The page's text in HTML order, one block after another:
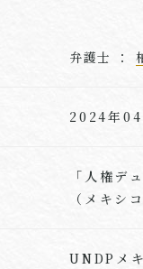
弁護士 ：
2024年
「人権デ
（メキシ
UNDPメ